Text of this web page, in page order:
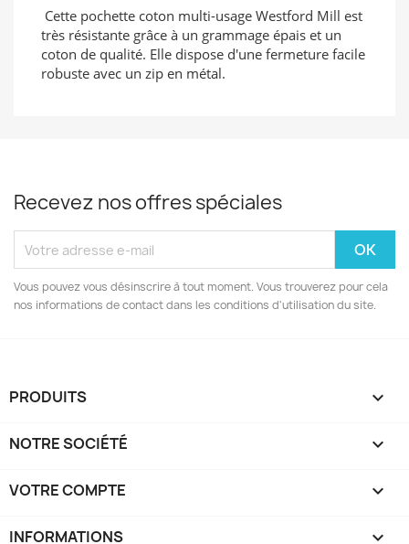
Cette pochette coton multi-usage Westford Mill est
très résistante grâce à un grammage épais et un
coton de qualité. Elle dispose d'une fermeture facile
robuste avec un zip en métal.
Recevez nos offres spéciales
Vous pouvez vous désinscrire à tout moment. Vous trouverez pour cela
nos informations de contact dans les conditions d'utilisation du site.
PRODUITS 
NOTRE SOCIÉTÉ 
VOTRE COMPTE 
INFORMATIONS keyboard_arrow_down